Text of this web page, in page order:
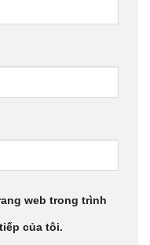
web trong trình
của tôi.